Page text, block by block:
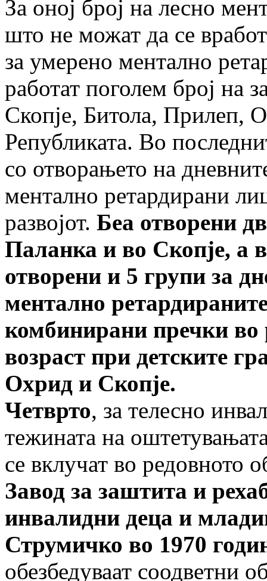
За оној број на лесно
што не можат да се
за умерено ментално
работат поголем број на
Скопје, Битола, Прилеп,
Републиката. Во
со отворањето на
ментално ретардирани
развојот. Беа отворени
Паланка и во Скопје, а
отворени и 5 групи за
ментално
комбинирани пречки во
возраст при детските
Охрид и Скопје.
Четврто, за телесно
тежината на
се вклучат во редовното
Завод за заштита и
инвалидни деца и
Струмичко во 1970
обезбедуваат соодветни